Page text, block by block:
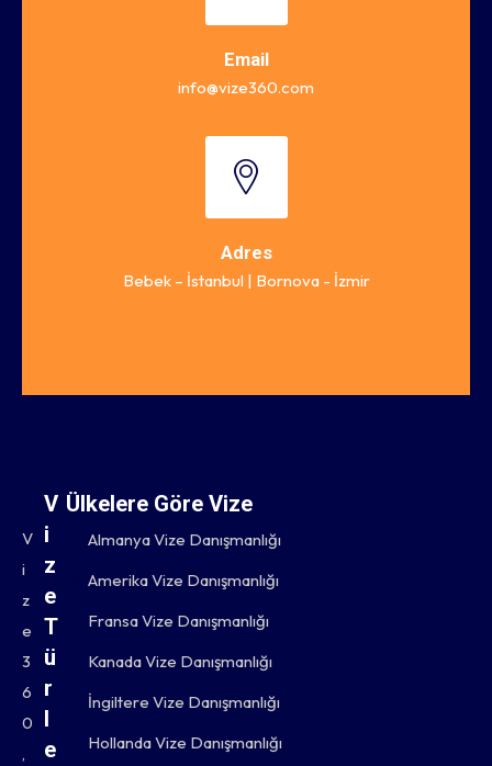
Email
info@vize360.com
Adres
Bebek – İstanbul | Bornova - İzmir
V
i
z
e
3
6
0
,
V
i
z
e
T
ü
r
l
e
Ülkelere Göre Vize
Almanya Vize Danışmanlığı
Amerika Vize Danışmanlığı
Fransa Vize Danışmanlığı
Kanada Vize Danışmanlığı
İngiltere Vize Danışmanlığı
Hollanda Vize Danışmanlığı